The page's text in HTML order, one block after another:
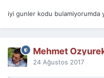
iyi gunler kodu bulamiyorumda
Mehmet
24 Ağustos 2017